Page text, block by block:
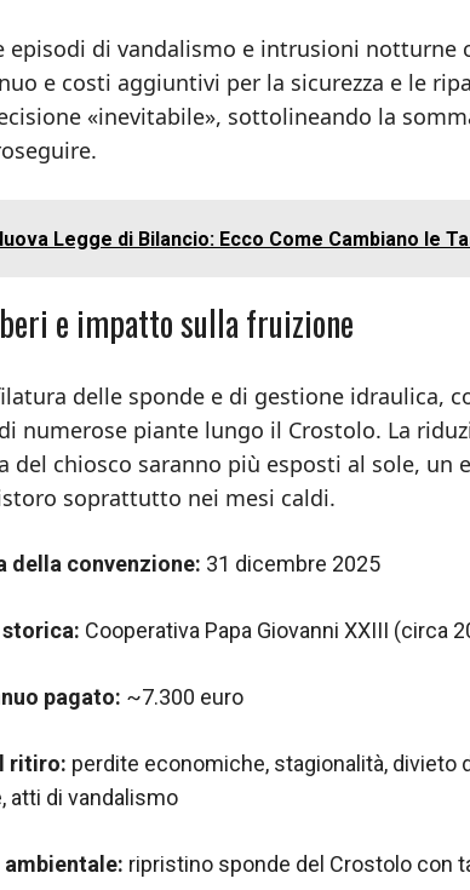
episodi di vandalismo e intrusioni notturne
e costi aggiuntivi per la sicurezza e le
«inevitabile», sottolineando la
Legge di Bilancio: Ecco Come Cambiano le
e impatto sulla fruizione
delle sponde e di gestione idraulica,
numerose piante lungo il Crostolo. La
del chiosco saranno più esposti al sole,
soprattutto nei mesi caldi.
della convenzione: 31 dicembre 2025
Cooperativa Papa Giovanni XXIII (circa
pagato: ~7.300 euro
ritiro: perdite economiche, stagionalità, divieto
atti di vandalismo
ripristino sponde del Crostolo con